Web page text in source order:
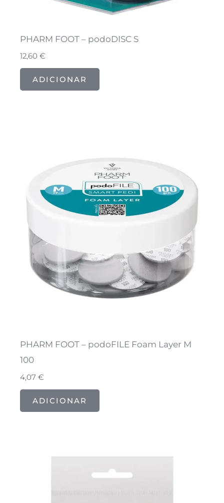
PHARM FOOT – podoDISC S
12,60€
ADICIONAR
PHARM FOOT – podoFILE Foam Layer M
100
4,07€
ADICIONAR